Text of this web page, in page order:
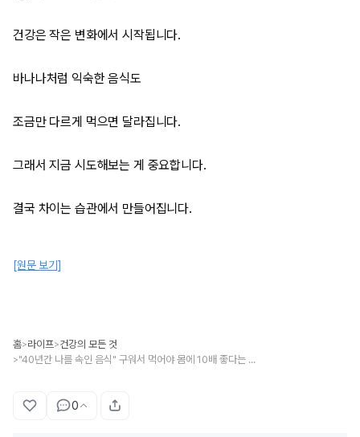
건강은 작은 변화에서 시작됩니다.
바나나처럼 익숙한 음식도
조금만 다르게 먹으면 달라집니다.
그래서 지금 시도해보는 게 중요합니다.
결국 차이는 습관에서 만들어집니다.
[원문 보기]
홈>라이프>건강의 모든 것
> "40년간 나를 속인 음식" 구워서 먹어야 몸에 10배 좋다는 의외의 과일 1위
0